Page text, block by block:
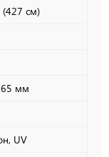
(427 см)
мм
UV